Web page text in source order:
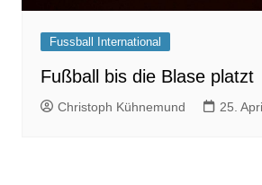
Fussball International
Fußball bis die Blase platzt
Christoph Kühnemund 25.